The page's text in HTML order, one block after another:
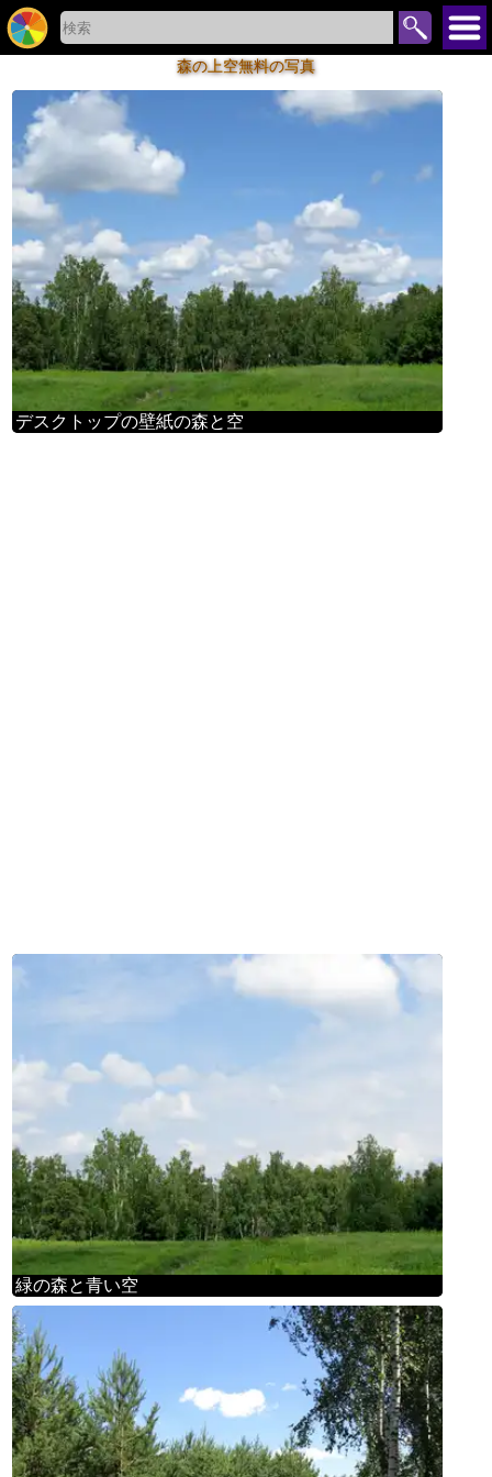
森の上空無料の写真
デスクトップの壁紙の森と空
緑の森と青い空